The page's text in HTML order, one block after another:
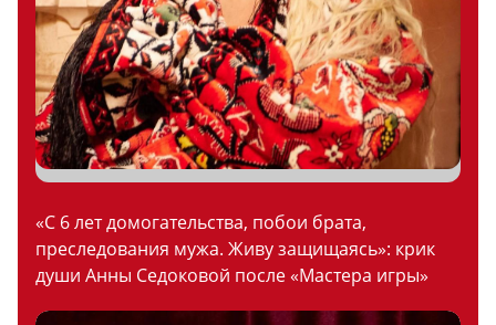
«С 6 лет домогательства, побои брата,
преследования мужа. Живу защищаясь»: крик
души Анны Седоковой после «Мастера игры»